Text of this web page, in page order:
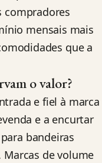
compradores
mensais mais
que a
o valor?
e fiel à marca
e a encurtar
bandeiras
Marcas de volume